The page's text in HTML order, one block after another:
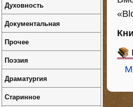
Духовность
Документальная
Прочее
Поэзия
Драматургия
Старинное